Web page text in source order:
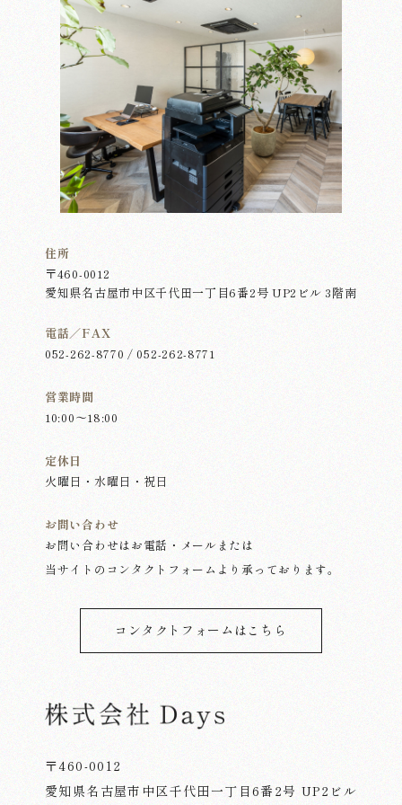
住所
〒460-0012
愛知県名古屋市中区千代田一丁目6番2号 UP2ビル 3階南
電話／FAX
052-262-8770 / 052-262-8771
営業時間
10:00～18:00
定休日
火曜日・水曜日・祝日
お問い合わせ
お問い合わせはお電話・メールまたは
当サイトのコンタクトフォームより承っております。
コンタクトフォームはこちら
〒460-0012
愛知県名古屋市中区千代田一丁目6番2号 UP2ビル